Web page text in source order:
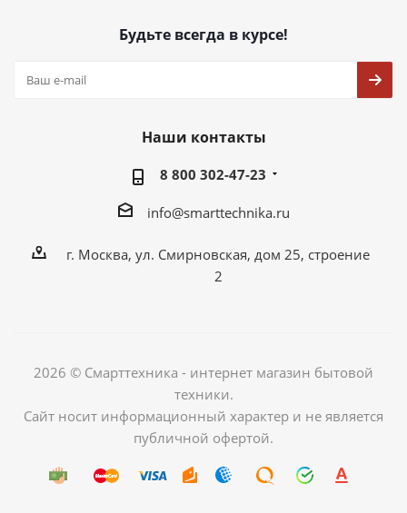
Будьте всегда в курсе!
Наши контакты
8 800 302-47-23
info@smarttechnika.ru
г. Москва, ул. Смирновская, дом 25, строение
2
2026 © Смарттехника - интернет магазин бытовой
техники.
Сайт носит информационный характер и не является
публичной офертой.